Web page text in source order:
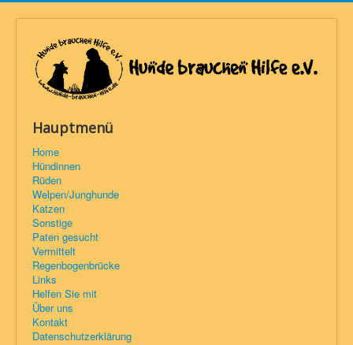
Hauptmenü
Home
Hündinnen
Rüden
Welpen/Junghunde
Katzen
Sonstige
Paten gesucht
Vermittelt
Regenbogenbrücke
Links
Helfen Sie mit
Über uns
Kontakt
Datenschutzerklärung